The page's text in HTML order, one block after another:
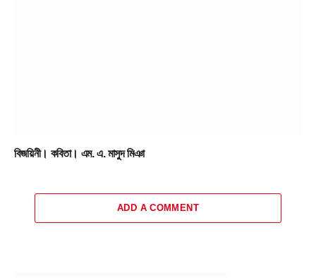
বিজয়িনী। কবিতা। এম. এ. মাসুদ মিঞা
ADD A COMMENT